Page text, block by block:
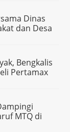
Dinas
dan Desa
Bengkalis
Pertamax
MTQ di